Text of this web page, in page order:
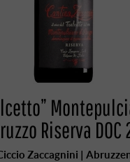
Riserva DOC
Zaccagnini |